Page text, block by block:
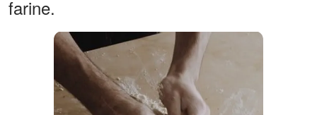
farine.